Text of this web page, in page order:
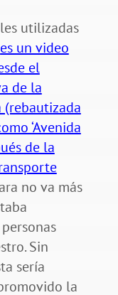
utilizadas
es un video
el
de la
‘Avenida
de la
no va más
Sin
sería
la